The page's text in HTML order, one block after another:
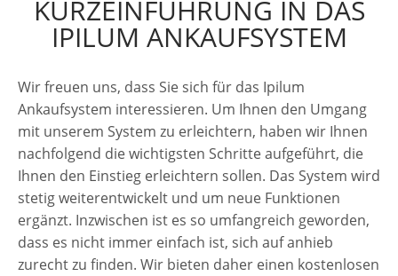
KURZEINFÜHRUNG IN DAS
IPILUM ANKAUFSYSTEM
Wir freuen uns, dass Sie sich für das Ipilum
Ankaufsystem interessieren. Um Ihnen den Umgang
mit unserem System zu erleichtern, haben wir Ihnen
nachfolgend die wichtigsten Schritte aufgeführt, die
Ihnen den Einstieg erleichtern sollen. Das System wird
stetig weiterentwickelt und um neue Funktionen
ergänzt. Inzwischen ist es so umfangreich geworden,
dass es nicht immer einfach ist, sich auf anhieb
zurecht zu finden. Wir bieten daher einen kostenlosen